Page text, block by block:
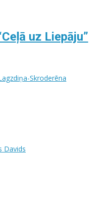
uz Liepāju”
Skroderēna
Davids